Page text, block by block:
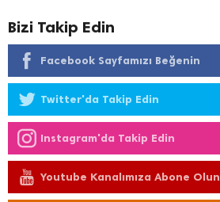
Bizi Takip Edin
Facebook Sayfamızı Beğenin
Twitter'da Takip Edin
Instagram'da Takip Edin
Youtube Kanalımıza Abone Olun